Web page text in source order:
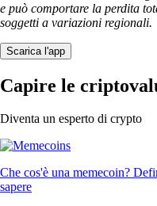
e può comportare la perdita
soggetti a variazioni regionali.
Scarica l'app
Capire le
Diventa un esperto di crypto
Che cos'è una memecoin?
sapere